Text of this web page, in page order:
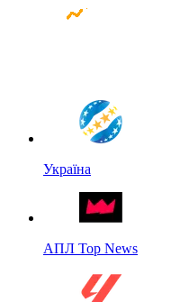
Україна
АПЛ Top News